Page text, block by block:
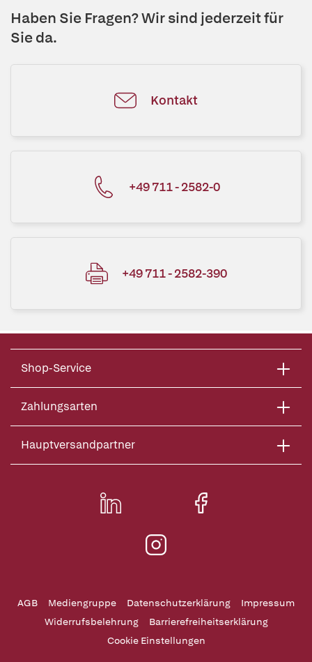
Haben Sie Fragen? Wir sind jederzeit für
Sie da.
Kontakt
+49 711 - 2582-0
+49 711 - 2582-390
Shop-Service
Zahlungsarten
Hauptversandpartner
AGB Mediengruppe Datenschutzerklärung
Impressum
Widerrufsbelehrung
Barrierefreiheitserklärung
Cookie Einstellungen